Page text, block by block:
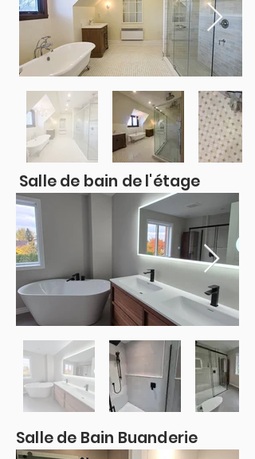
Salle de bain de l'étage
Salle de Bain Buanderie